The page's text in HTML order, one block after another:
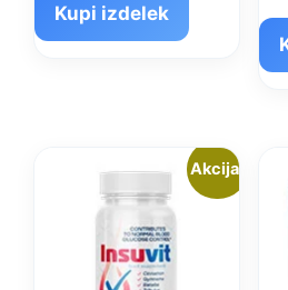
Kupi izdelek
Akcija!